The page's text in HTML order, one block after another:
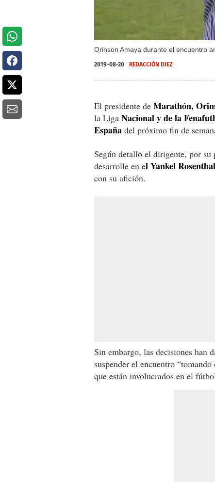
Orinson Amaya durante el encuentro
2019-08-20 REDACCIÓN DIEZ
El presidente de Marathón,
la Liga Nacional y de la
España del próximo fin de
Según detalló el dirigente, por
desarrolle en el Yankel Rosenthal
con su afición.
Sin embargo, las decisiones han
suspender el encuentro
que están involucrados en el